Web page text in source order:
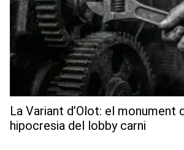
La Variant d’Olot: el monument
hipocresia del lobby carni